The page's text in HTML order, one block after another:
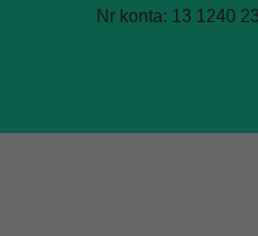
Nr konta: 13 1240